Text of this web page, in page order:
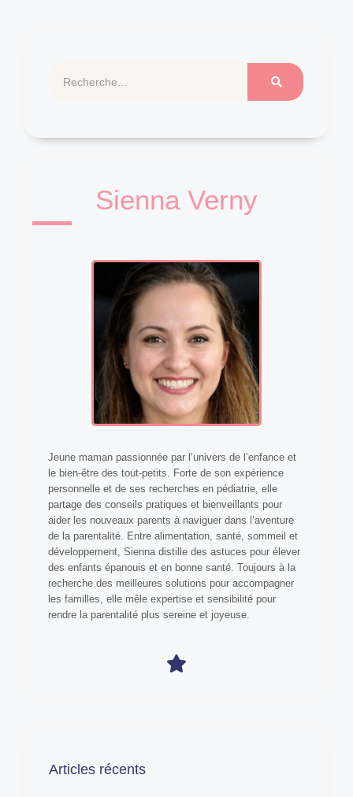
Sienna Verny
Jeune maman passionnée par l’univers de l’enfance et
le bien-être des tout-petits. Forte de son expérience
personnelle et de ses recherches en pédiatrie, elle
partage des conseils pratiques et bienveillants pour
aider les nouveaux parents à naviguer dans l’aventure
de la parentalité. Entre alimentation, santé, sommeil et
développement, Sienna distille des astuces pour élever
des enfants épanouis et en bonne santé. Toujours à la
recherche des meilleures solutions pour accompagner
les familles, elle mêle expertise et sensibilité pour
rendre la parentalité plus sereine et joyeuse.
Articles récents